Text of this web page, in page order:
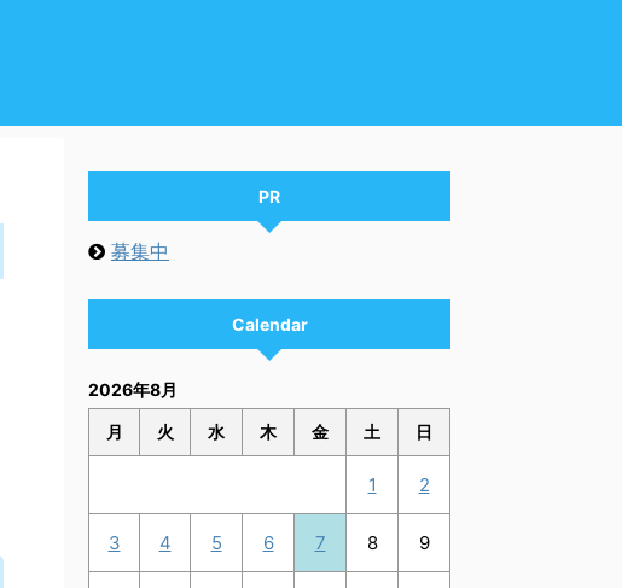
PR
募集中
Calendar
2026年8月
月 火 水 木 金 土 日
1 2
3 4 5 6 7 8 9